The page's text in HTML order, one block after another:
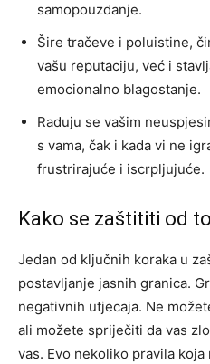
samopouzdanje.
Šire tračeve i poluistine,
vašu reputaciju, već i
emocionalno blagostanje.
Raduju se vašim
s vama, čak i kada vi ne
frustrirajuće i iscrpljujuće.
Kako se zaštititi od
Jedan od ključnih koraka u
postavljanje jasnih granica.
negativnih utjecaja. Ne
ali možete spriječiti da vas
vas. Evo nekoliko pravila